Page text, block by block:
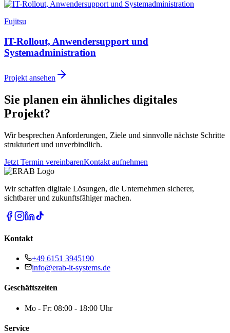
Fujitsu
IT-Rollout, Anwendersupport und
Systemadministration
Projekt ansehen
Sie planen ein ähnliches digitales
Projekt?
Wir besprechen Anforderungen, Ziele und sinnvolle nächste Schritte
strukturiert und unverbindlich.
Jetzt Termin vereinbarenKontakt aufnehmen
Wir schaffen digitale Lösungen, die Unternehmen sicherer,
sichtbarer und zukunftsfähiger machen.
Kontakt
+49 6151 3945190
info@erab-it-systems.de
Geschäftszeiten
Mo - Fr: 08:00 - 18:00 Uhr
Service